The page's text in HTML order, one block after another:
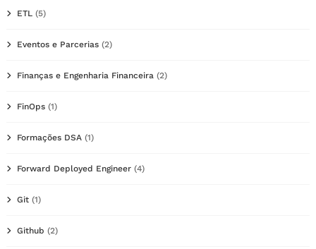
ETL (5)
Eventos e Parcerias (2)
Finanças e Engenharia Financeira (2)
FinOps (1)
Formações DSA (1)
Forward Deployed Engineer (4)
Git (1)
Github (2)